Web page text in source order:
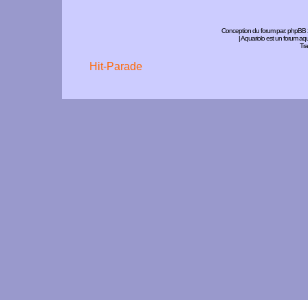
Conception du forum par:phpBB
| Aquariolo est un forum